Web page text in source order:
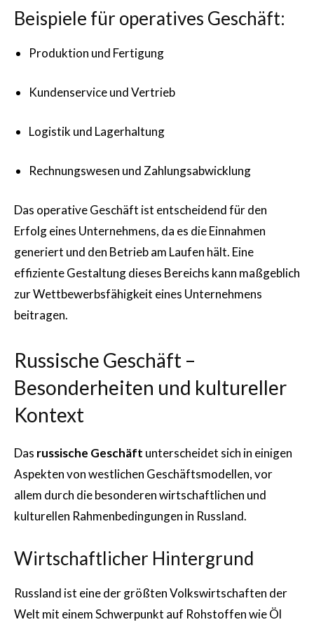
Beispiele für operatives Geschäft:
Produktion und Fertigung
Kundenservice und Vertrieb
Logistik und Lagerhaltung
Rechnungswesen und Zahlungsabwicklung
Das operative Geschäft ist entscheidend für den
Erfolg eines Unternehmens, da es die Einnahmen
generiert und den Betrieb am Laufen hält. Eine
effiziente Gestaltung dieses Bereichs kann maßgeblich
zur Wettbewerbsfähigkeit eines Unternehmens
beitragen.
Russische Geschäft –
Besonderheiten und kultureller
Kontext
Das russische Geschäft unterscheidet sich in einigen
Aspekten von westlichen Geschäftsmodellen, vor
allem durch die besonderen wirtschaftlichen und
kulturellen Rahmenbedingungen in Russland.
Wirtschaftlicher Hintergrund
Russland ist eine der größten Volkswirtschaften der
Welt mit einem Schwerpunkt auf Rohstoffen wie Öl